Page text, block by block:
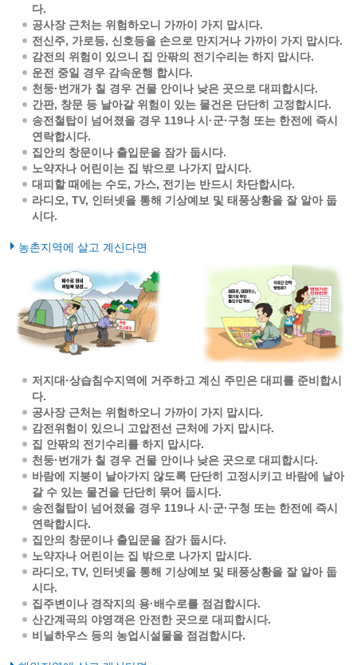
다.
공사장 근처는 위험하오니 가까이 가지 맙시다.
전신주, 가로등, 신호등을 손으로 만지거나 가까이 가지 맙시다.
감전의 위험이 있으니 집 안팎의 전기수리는 하지 맙시다.
운전 중일 경우 감속운행 합시다.
천둥·번개가 칠 경우 건물 안이나 낮은 곳으로 대피합시다.
간판, 창문 등 날아갈 위험이 있는 물건은 단단히 고정합시다.
송전철탑이 넘어졌을 경우 119나 시·군·구청 또는 한전에 즉시
연락합시다.
집안의 창문이나 출입문을 잠가 둡시다.
노약자나 어린이는 집 밖으로 나가지 맙시다.
대피할 때에는 수도, 가스, 전기는 반드시 차단합시다.
라디오, TV, 인터넷을 통해 기상예보 및 태풍상황을 잘 알아 둡
시다.
농촌지역에 살고 계신다면
저지대·상습침수지역에 거주하고 계신 주민은 대피를 준비합시
다.
공사장 근처는 위험하오니 가까이 가지 맙시다.
감전위험이 있으니 고압전선 근처에 가지 맙시다.
집 안팎의 전기수리를 하지 맙시다.
천둥·번개가 칠 경우 건물 안이나 낮은 곳으로 대피합시다.
바람에 지붕이 날아가지 않도록 단단히 고정시키고 바람에 날아
갈 수 있는 물건을 단단히 묶어 둡시다.
송전철탑이 넘어졌을 경우 119나 시·군·구청 또는 한전에 즉시
연락합시다.
집안의 창문이나 출입문을 잠가 둡시다.
노약자나 어린이는 집 밖으로 나가지 맙시다.
라디오, TV, 인터넷을 통해 기상예보 및 태풍상황을 잘 알아 둡
시다.
집주변이나 경작지의 용·배수로를 점검합시다.
산간계곡의 야영객은 안전한 곳으로 대피합시다.
비닐하우스 등의 농업시설물을 점검합시다.